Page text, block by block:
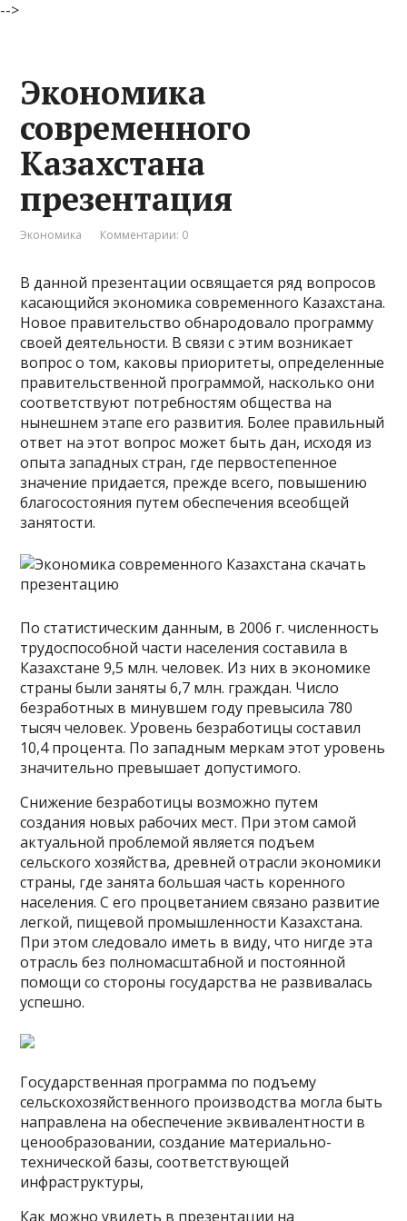
-->
Экономика
современного
Казахстана
презентация
Экономика Комментарии: 0
В данной презентации освящается ряд вопросов
касающийся экономика современного Казахстана.
Новое правительство обнародовало программу
своей дея­тельности. В связи с этим возникает
вопрос о том, каковы при­оритеты, определенные
правительственной программой, насколь­ко они
соответствуют потребностям общества на
нынешнем эта­пе его развития. Более правильный
ответ на этот вопрос может быть дан, исходя из
опыта западных стран, где первостепенное
значение придается, прежде всего, повышению
благосостояния путем обеспечения всеобщей
занятости.
По статистическим данным, в 2006 г. численность
трудоспо­собной части населения составила в
Казахстане 9,5 млн. человек. Из них в экономике
страны были заняты 6,7 млн. граждан. Число
безработных в минувшем году превысила 780
тысяч человек. Уровень безработицы составил
10,4 процента. По западным меркам этот уровень
зна­чительно превышает допустимого.
Снижение безработицы возможно путем
создания новых ра­бочих мест. При этом самой
актуальной проблемой является подъем
сельского хозяйства, древней отрасли экономики
страны, где занята большая часть коренного
населения. С его процвета­нием связано развитие
легкой, пищевой промышленности Казах­стана.
При этом следовало иметь в виду, что нигде эта
отрасль без полномасштабной и постоянной
помощи со стороны государ­ства не развивалась
успешно.
Государственная программа по подъему
сельскохозяйствен­ного производства могла быть
направлена на обеспечение экви­валентности в
ценообразовании, создание материально-
техниче­ской базы, соответствующей
инфраструктуры,
Как можно увидеть в презентации на